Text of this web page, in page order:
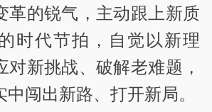
革的锐气，主动跟上新质
时代节拍，自觉以新理
对新挑战、破解老难题，
闯出新路、打开新局。